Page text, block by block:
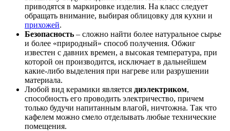
приводятся в маркировке изделия. На класс следует
обращать внимание, выбирая облицовку для кухни и
прихожей.
Безопасность – сложно найти более натуральное сырье
и более «природный» способ получения. Обжиг
известен с давних времен, а высокая температура, при
которой он производится, исключает в дальнейшем
какие-либо выделения при нагреве или разрушении
материала.
Любой вид керамики является диэлектриком,
способность его проводить электричество, причем
только будучи напитанным влагой, ничтожна. Так что
кафелем можно смело отделывать любые технические
помещения.